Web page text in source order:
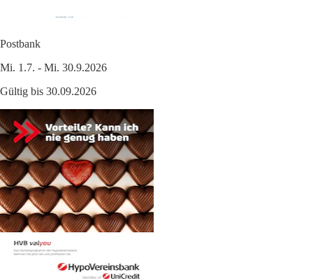
Postbank
Mi. 1.7. - Mi. 30.9.2026
Gültig bis 30.09.2026